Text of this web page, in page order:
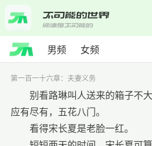
男频 女频
第一百一十六章：夫妻义务
别看路琳叫人送来的箱子不
应有尽有，五花八门。
看得宋长夏是老脸一红。